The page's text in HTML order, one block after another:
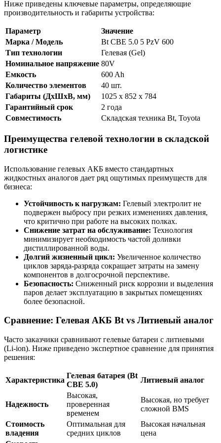
Ниже приведены ключевые параметры, определяющие
производительность и габариты устройства:
Параметр
Значение
Марка / Модель
Bt CBE 5.0 5 PzV 600
Тип технологии
Гелевая (Gel)
Номинальное напряжение 80V
Емкость
600 Ah
Количество элементов
40 шт.
Габариты (ДхШхВ, мм)
1025 x 852 x 784
Гарантийный срок
2 года
Совместимость
Складская техника Bt, Toyota
Преимущества гелевой технологии в складской
логистике
Использование гелевых АКБ вместо стандартных
жидкостных аналогов дает ряд ощутимых преимуществ для
бизнеса:
Устойчивость к нагрузкам: Гелевый электролит не
подвержен выбросу при резких изменениях давления,
что критично при работе на высоких полках.
Снижение затрат на обслуживание: Технология
минимизирует необходимость частой доливки
дистиллированной воды.
Долгий жизненный цикл: Увеличенное количество
циклов заряда-разряда сокращает затраты на замену
компонентов в долгосрочной перспективе.
Безопасность: Сниженный риск коррозии и выделения
паров делает эксплуатацию в закрытых помещениях
более безопасной.
Сравнение: Гелевая АКБ Bt vs Литиевый аналог
Часто заказчики сравнивают гелевые батареи с литиевыми
(Li-ion). Ниже приведено экспертное сравнение для принятия
решения:
Характеристика
Гелевая батарея (Bt
CBE 5.0)
Литиевый аналог
Надежность
Высокая,
проверенная
временем
Высокая, но требует
сложной BMS
Стоимость
владения
Оптимальная для
средних циклов
Высокая начальная
цена